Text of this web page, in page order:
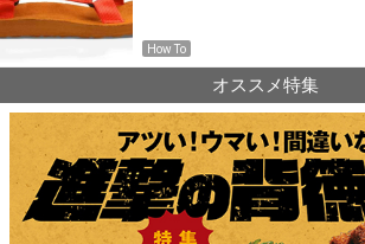
How To
オススメ特集